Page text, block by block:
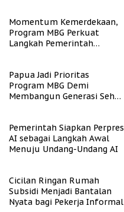
Momentum Kemerdekaan,
Program MBG Perkuat
Langkah Pemerintah
Papua Jadi Prioritas
Program MBG Demi
Membangun Generasi Sehat
Pemerintah Siapkan Perpres
AI sebagai Langkah Awal
Menuju Undang-Undang AI
Cicilan Ringan Rumah
Subsidi Menjadi Bantalan
Nyata bagi Pekerja Informal